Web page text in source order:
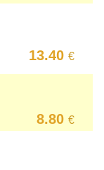
13.40€
8.80€